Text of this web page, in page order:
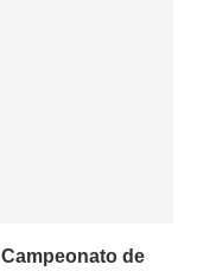
de